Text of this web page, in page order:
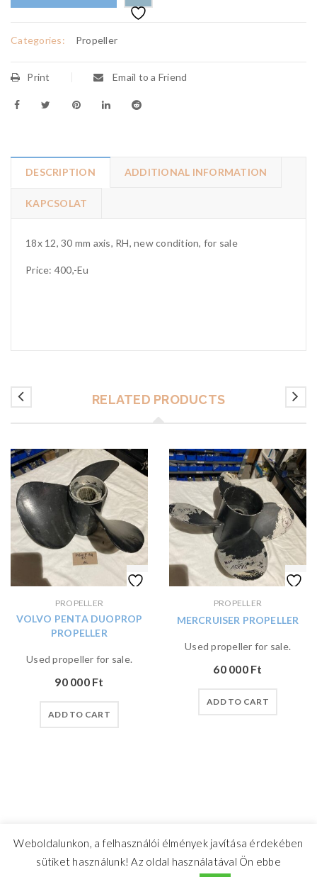
Categories: Propeller
Print Email to a Friend
DESCRIPTION ADDITIONAL INFORMATION
KAPCSOLAT
18x 12, 30 mm axis, RH, new condition, for sale
Price: 400,-Eu
RELATED PRODUCTS
PROPELLER
VOLVO PENTA DUOPROP
PROPELLER
Used propeller for sale.
90 000 Ft
ADD TO CART
PROPELLER
MERCRUISER PROPELLER
Used propeller for sale.
60 000 Ft
ADD TO CART
Weboldalunkon, a felhasználói élmények javítása érdekében
sütiket használunk! Az oldal használatával Ön ebbe